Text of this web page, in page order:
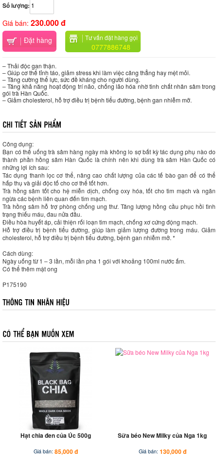
Số lượng:
Giá bán: 230.000 đ
Đặt hàng Tư vấn đặt hàng gọi
0777886748
– Thải độc gan thận.
– Giúp cơ thể tỉnh táo, giảm stress khi làm việc căng thẳng hay mệt mỏi.
– Tăng cường thể lực, sức đề kháng cho người dùng.
– Tăng khả năng hoạt động trí não, chống lão hóa nhờ tinh chất nhân sâm trong
gói trà Hàn Quốc.
– Giảm cholesterol, hỗ trợ điều trị bệnh tiểu đường, bệnh gan nhiễm mỡ.
Công dụng:
Bạn có thể uống trà sâm hàng ngày mà không lo sợ bất kỳ tác dụng phụ nào do
thành phần hồng sâm Hàn Quốc là chính nên khi dùng trà sâm Hàn Quốc có
những lợi ích sau:
Tác dụng thanh lọc cơ thể, nâng cao chất lượng của các tế bào gan để có thể
hấp thụ và giải độc tố cho cơ thể tốt hơn.
Trà hồng sâm tốt cho hệ miễn dịch, chống oxy hóa, tốt cho tim mạch và ngăn
ngừa các bệnh liên quan đến tim mạch.
Trà hồng sâm hỗ trợ phòng chống ung thư. Tăng lượng hồng cầu phục hồi tình
trạng thiếu máu, đau nửa đầu.
Điều hòa huyết áp, cải thiện rối loạn tim mạch, chống xơ cứng động mạch.
Hỗ trợ điều trị bệnh tiểu đường, giúp làm giảm lượng đường trong máu. Giảm
cholesterol, hỗ trợ điều trị bệnh tiểu đường, bệnh gan nhiễm mỡ. *
Cách dùng:
Ngày uống từ 1 – 3 lần, mỗi lần pha 1 gói với khoảng 100ml nước ấm.
Có thể thêm mật ong
P175190
Hạt chia đen của Úc 500g
Giá bán: 85,000 đ
Sữa béo New Milky của Nga 1kg
Giá bán: 130,000 đ